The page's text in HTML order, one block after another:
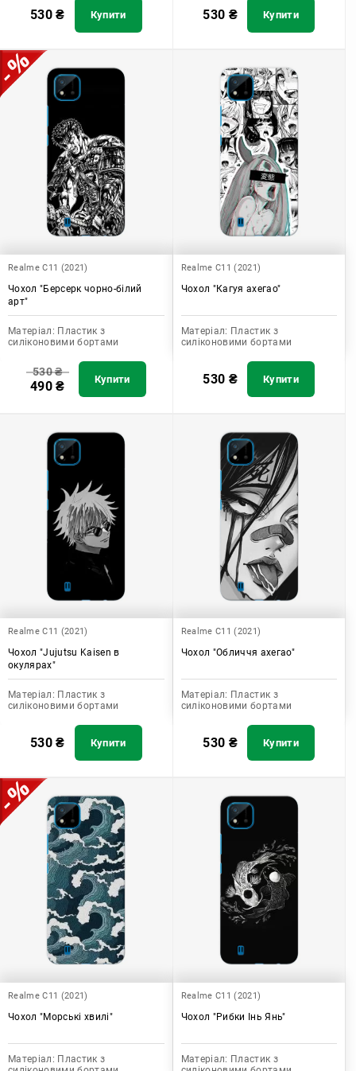
530₴ Купити 530 ₴ Купити
Realme C11 (2021)
Чохол "Берсерк чорно-білий
арт"
Матеріал: Пластик з
силіконовими бортами
530₴
490₴ Купити
Realme C11 (2021)
Чохол "Кагуя ахегао"
Матеріал: Пластик з
силіконовими бортами
530 ₴ Купити
Realme C11 (2021)
Чохол "Jujutsu Kaisen в
окулярах"
Матеріал: Пластик з
силіконовими бортами
530₴ Купити
Realme C11 (2021)
Чохол "Обличчя ахегао"
Матеріал: Пластик з
силіконовими бортами
530 ₴ Купити
Realme C11 (2021)
Чохол "Морські хвилі"
Матеріал: Пластик з
Realme C11 (2021)
Чохол "Рибки Інь Янь"
Матеріал: Пластик з